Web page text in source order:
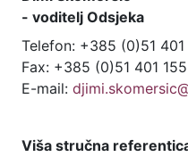
- voditelj Odsjeka
Telefon: +385 (0)51 401
Fax: +385 (0)51 401 155
E-mail:
Viša stručna